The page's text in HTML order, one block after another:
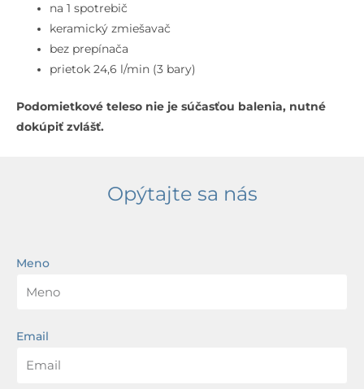
na 1 spotrebič
keramický zmiešavač
bez prepínača
prietok 24,6 l/min (3 bary)
Podomietkové teleso nie je súčasťou balenia, nutné
dokúpiť zvlášť.
Opýtajte sa nás
Meno
Email